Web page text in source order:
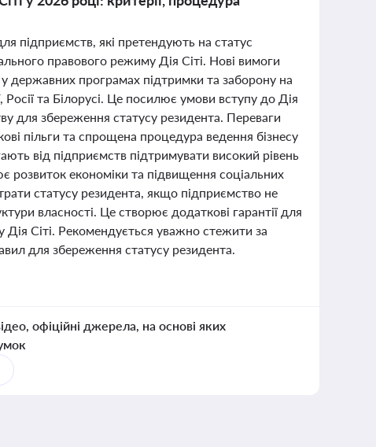
підприємств, які претендують на статус
правового режиму Дія Сіті. Нові вимоги
державних програмах підтримки та заборону на
Росії та Білорусі. Це посилює умови вступу до Дія
для збереження статусу резидента. Переваги
пільги та спрощена процедура ведення бізнесу
від підприємств підтримувати високий рівень
розвиток економіки та підвищення соціальних
статусу резидента, якщо підприємство не
власності. Це створює додаткові гарантії для
Дія Сіті. Рекомендується уважно стежити за
для збереження статусу резидента.
офіційні джерела, на основі яких